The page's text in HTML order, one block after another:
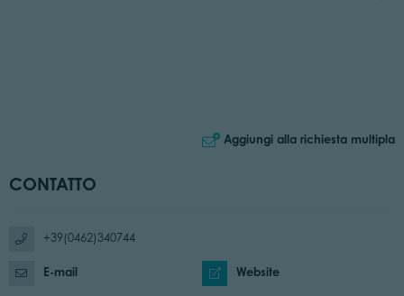
Aggiungi alla richiesta multipla
CONTATTO
+39(0462)340744
E-mail Website